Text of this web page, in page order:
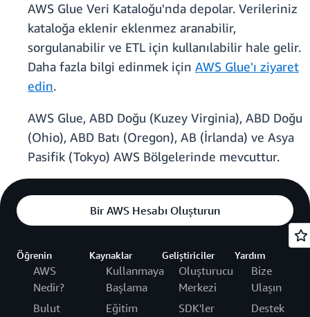
AWS Glue Veri Kataloğu'nda depolar. Verileriniz
kataloğa eklenir eklenmez aranabilir,
sorgulanabilir ve ETL için kullanılabilir hale gelir.
Daha fazla bilgi edinmek için AWS Glue'ı ziyaret
edin.
AWS Glue, ABD Doğu (Kuzey Virginia), ABD Doğu
(Ohio), ABD Batı (Oregon), AB (İrlanda) ve Asya
Pasifik (Tokyo) AWS Bölgelerinde mevcuttur.
Bir AWS Hesabı Oluşturun
Öğrenin
AWS
Nedir?
Bulut
Kaynaklar
Kullanmaya
Başlama
Eğitim
Geliştiriciler
Oluşturucu
Merkezi
SDK'ler
Yardım
Bize
Ulaşın
Destek